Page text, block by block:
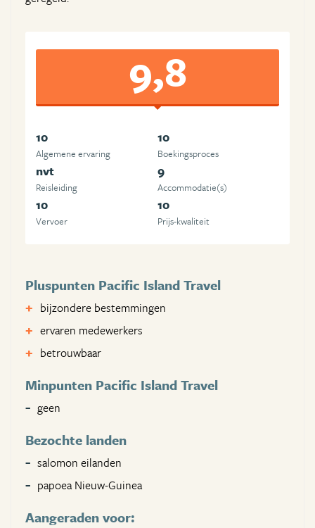
9,8
10
Algemene ervaring
10
Boekingsproces
nvt
Reisleiding
9
Accommodatie(s)
10
Vervoer
10
Prijs-kwaliteit
Pluspunten Pacific Island Travel
bijzondere bestemmingen
ervaren medewerkers
betrouwbaar
Minpunten Pacific Island Travel
geen
Bezochte landen
salomon eilanden
papoea Nieuw-Guinea
Aangeraden voor: